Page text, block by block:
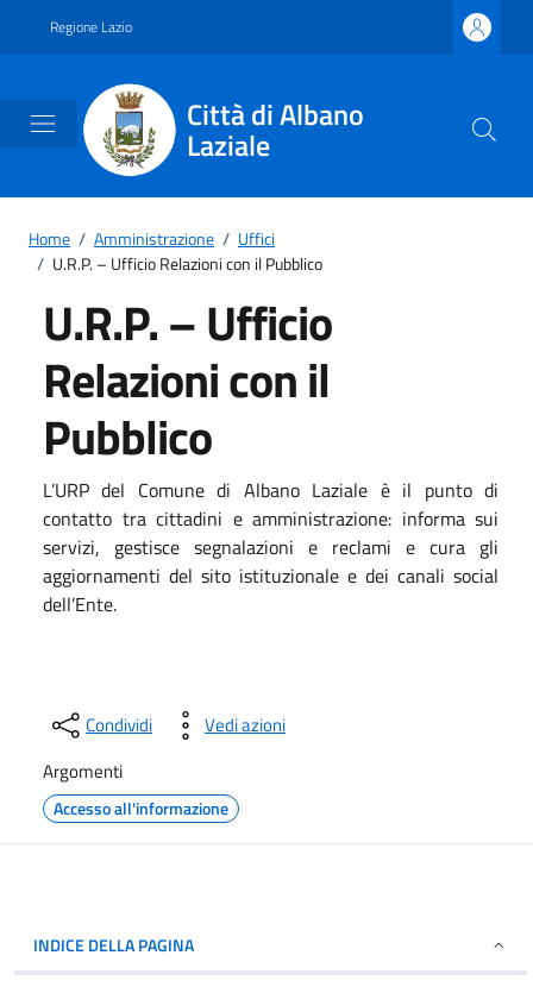
Regione Lazio
Città di Albano
Laziale
Home / Amministrazione / Uffici
/ U.R.P. – Ufficio Relazioni con il Pubblico
U.R.P. – Ufficio
Relazioni con il
Pubblico
L’URP del Comune di Albano Laziale è il punto di
contatto tra cittadini e amministrazione: informa sui
servizi, gestisce segnalazioni e reclami e cura gli
aggiornamenti del sito istituzionale e dei canali social
dell’Ente.
Condividi
Vedi azioni
Argomenti
Accesso all'informazione
INDICE DELLA PAGINA